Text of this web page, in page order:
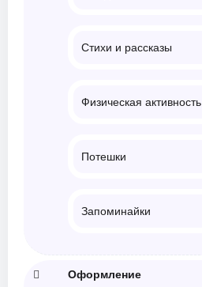
Стихи и рассказы
Физическая активность
Потешки
Запоминайки
Оформление